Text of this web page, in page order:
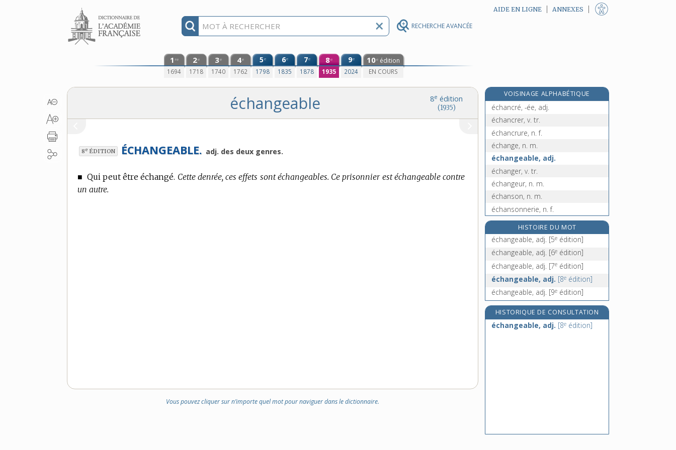
RECHERCHE AVANCÉE
Aller au contenu AIDE EN LIGNE ANNEXES
1 re
1694
2e
1718
3e
1740
4e
1762
5e
1798
6e
1835
7e
1878
8e
1935
9e
2024
10e édition
EN COURS
8e édition
(1935)
échangeable
8e ÉDITION ÉCHANGEABLE. adj. des deux genres.
■ Qui peut être échangé. Cette denrée, ces effets sont échangeables. Ce prisonnier est échangeable contre
un autre.
Vous pouvez cliquer sur n’importe quel mot pour naviguer dans le dictionnaire.
VOISINAGE ALPHABÉTIQUE
échampir, v. tr.
échancré, -ée, adj.
échancrer, v. tr.
échancrure, n. f.
échange, n. m.
échangeable, adj.
échanger, v. tr.
échangeur, n. m.
échanson, n. m.
échansonnerie, n. f.
échantillon, n. m.
échantillonnage, n. m.
échantillonneur, -euse, n.
échappade, n. f.
HISTOIRE DU MOT
échangeable, adj. [5e édition]
échangeable, adj. [6e édition]
échangeable, adj. [7e édition]
échangeable, adj. [8e édition]
échangeable, adj. [9e édition]
HISTORIQUE DE CONSULTATION
échangeable, adj. [8e édition]